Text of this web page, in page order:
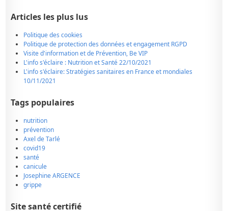
Articles les plus lus
Politique des cookies
Politique de protection des données et engagement RGPD
Visite d'information et de Prévention, Be VIP
L'info s'éclaire : Nutrition et Santé 22/10/2021
L'info s'éclaire: Stratégies sanitaires en France et mondiales
10/11/2021
Tags populaires
nutrition
prévention
Axel de Tarlé
covid19
santé
canicule
Josephine ARGENCE
grippe
Site santé certifié